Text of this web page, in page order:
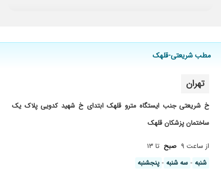
مطب شریعتی-قلهک
تهران
خ شریعتی جنب ایستگاه مترو قلهک ابتدای خ شهید کدویی پلاک یک
ساختمان پزشکان قلهک
از ساعت ۹ صبح تا ۱۳
شنبه - سه شنبه - پنجشنبه